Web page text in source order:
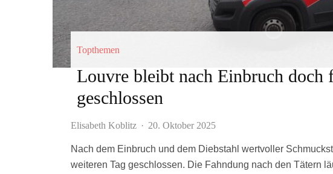
Topthemen
Louvre bleibt nach Einbruch doch
geschlossen
Elisabeth Koblitz · 20. Oktober 2025
Nach dem Einbruch und dem Diebstahl wertvoller
weiteren Tag geschlossen. Die Fahndung nach den Tätern